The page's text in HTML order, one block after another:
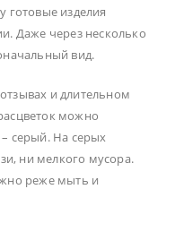
готовые изделия
Даже через несколько
вид.
и длительном
можно
серый. На серых
ни мелкого мусора.
реже мыть и